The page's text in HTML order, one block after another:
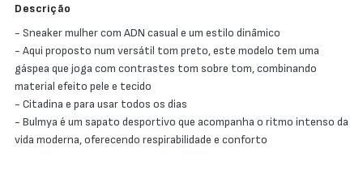
Descrição
- Sneaker mulher com ADN casual e um estilo dinâmico
- Aqui proposto num versátil tom preto, este modelo tem uma
gáspea que joga com contrastes tom sobre tom, combinando
material efeito pele e tecido
- Citadina e para usar todos os dias
- Bulmya é um sapato desportivo que acompanha o ritmo intenso da
vida moderna, oferecendo respirabilidade e conforto